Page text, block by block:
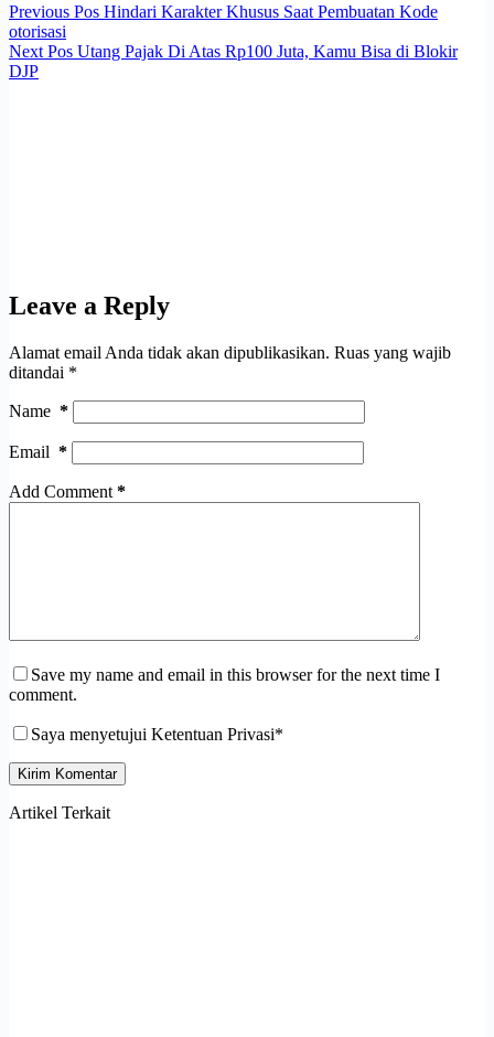
Previous Pos Hindari Karakter Khusus Saat Pembuatan Kode
otorisasi
Next Pos Utang Pajak Di Atas Rp100 Juta, Kamu Bisa di Blokir
DJP
Leave a Reply
Alamat email Anda tidak akan dipublikasikan. Ruas yang wajib
ditandai *
Name *
Email *
Add Comment *
Save my name and email in this browser for the next time I
comment.
Saya menyetujui Ketentuan Privasi*
Kirim Komentar
Artikel Terkait